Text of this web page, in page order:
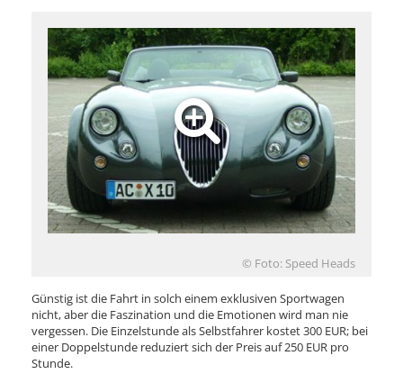
© Foto: Speed Heads
Günstig ist die Fahrt in solch einem exklusiven Sportwagen
nicht, aber die Faszination und die Emotionen wird man nie
vergessen. Die Einzelstunde als Selbstfahrer kostet 300 EUR; bei
einer Doppelstunde reduziert sich der Preis auf 250 EUR pro
Stunde.